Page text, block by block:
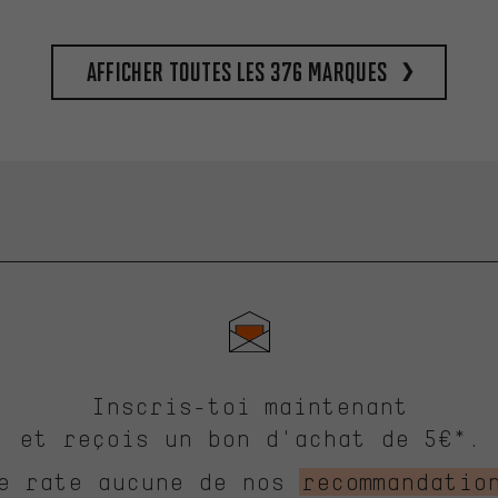
Afficher toutes les 376 marques
Inscris-toi maintenant
et reçois un bon d'achat de 5€*.
rate aucune de nos